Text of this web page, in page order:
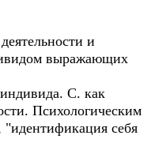
и
выражающих
С. как
Психологическим
себя